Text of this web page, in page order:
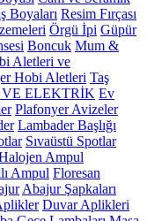
Boyaları Resim Fırçası
Örgü İpi Güpür
Boncuk Mum &
Aletleri ve
Hobi Aletleri Taş
ELEKTRİK Ev
Plafonyer Avizeler
Lambader Başlığı
Sıvaüstü Spotlar
Ampul
Ampul Floresan
Abajur Şapkaları
Duvar Aplikleri